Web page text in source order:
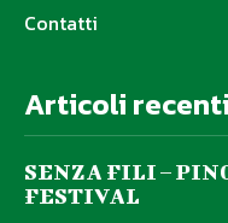
Contatti
Articoli recenti
SENZA FILI –
FESTIVAL